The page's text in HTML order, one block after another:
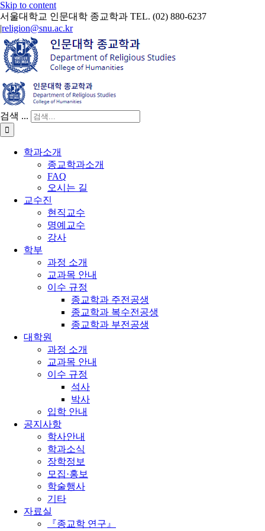
Skip to content
서울대학교 인문대학 종교학과 TEL. (02) 880-6237
|religion@snu.ac.kr
검색 ...
학과소개
종교학과소개
FAQ
오시는 길
교수진
현직교수
명예교수
강사
학부
과정 소개
교과목 안내
이수 규정
종교학과 주전공생
종교학과 복수전공생
종교학과 부전공생
대학원
과정 소개
교과목 안내
이수 규정
석사
박사
입학 안내
공지사항
학사안내
학과소식
장학정보
모집·홍보
학술행사
기타
자료실
『종교학 연구』